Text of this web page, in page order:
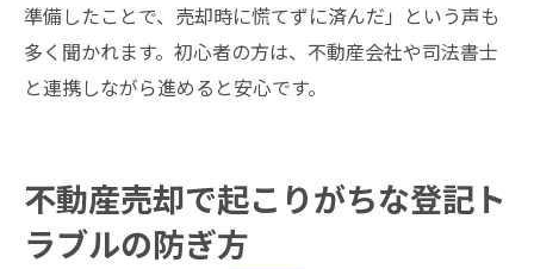
準備したことで、売却時に慌てずに済んだ」という声も
多く聞かれます。初心者の方は、不動産会社や司法書士
と連携しながら進めると安心です。
不動産売却で起こりがちな登記ト
ラブルの防ぎ方